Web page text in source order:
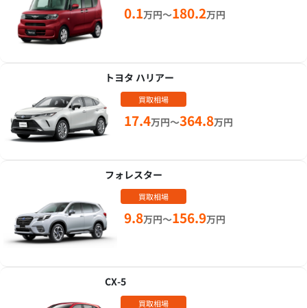
0.1万円～180.2万円
トヨタ ハリアー
買取相場
17.4万円～364.8万円
フォレスター
買取相場
9.8万円～156.9万円
CX-5
買取相場